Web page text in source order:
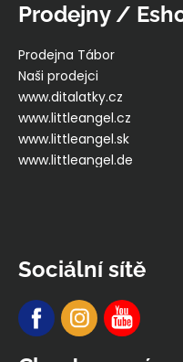
Prodejny /
Prodejna Tábor
Naši prodejci
www.ditalatky.cz
www.littleangel.cz
www.littleangel.sk
www.littleangel.de
Sociální sítě